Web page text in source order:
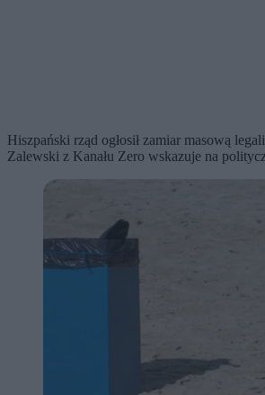
Hiszpański rząd ogłosił zamiar masową
Zalewski z Kanału Zero wskazuje na